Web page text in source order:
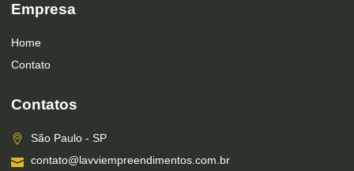
Empresa
Home
Contato
Contatos
São Paulo - SP
contato@lavviempreendimentos.com.br